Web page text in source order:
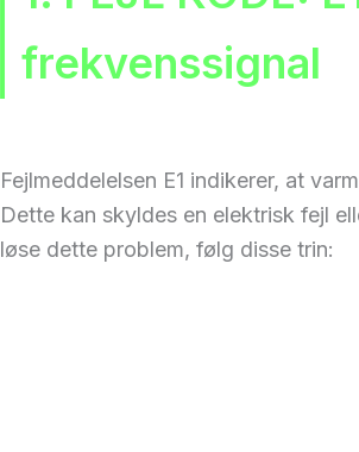
frekvenssignal
Fejlmeddelelsen E1 indikerer, at
Dette kan skyldes en elektrisk fejl
løse dette problem, følg disse trin: